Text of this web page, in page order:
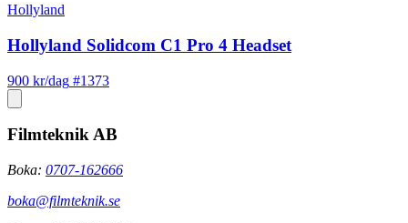
Hollyland
Hollyland Solidcom C1 Pro 4 Headset
900 kr/dag #1373
Filmteknik AB
Boka: 0707-162666
boka@filmteknik.se